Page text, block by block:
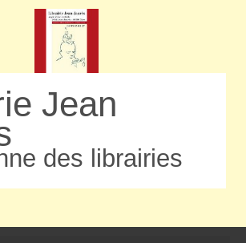
Jean
des librairies